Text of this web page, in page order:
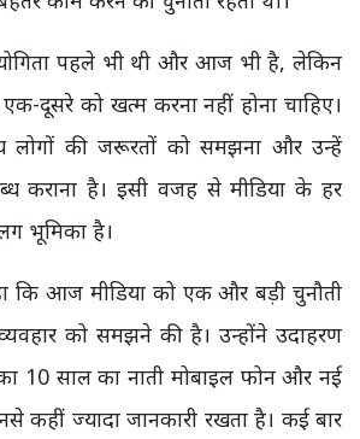
पहले भी थी और आज भी है, लेकिन
एक-दूसरे को खत्म करना नहीं होना चाहिए।
लोगों की जरूरतों को समझना और उन्हें
कराना है। इसी वजह से मीडिया के हर
भूमिका है।
आज मीडिया को एक और बड़ी चुनौती
को समझने की है। उन्होंने उदाहरण
10 साल का नाती मोबाइल फोन और नई
कहीं ज्यादा जानकारी रखता है। कई बार